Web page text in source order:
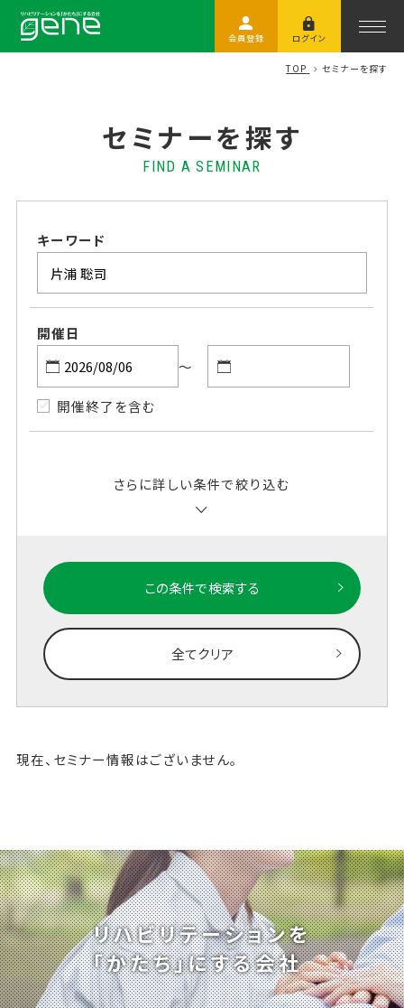
会員登録 ログイン
TOP セミナーを探す
セミナーを探す
FIND A SEMINAR
キーワード
開催日
～
開催終了を含む
さらに詳しい条件で絞り込む
この条件で検索する
全てクリア
現在、セミナー情報はございません。
リハビリテーションを
「かたち」にする会社